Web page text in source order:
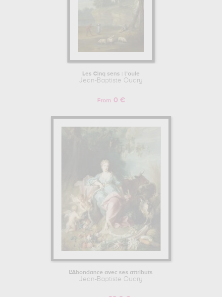
Les Cinq sens : l'ouie
Jean-Baptiste Oudry
From 0 €
L'Abondance avec ses attributs
Jean-Baptiste Oudry